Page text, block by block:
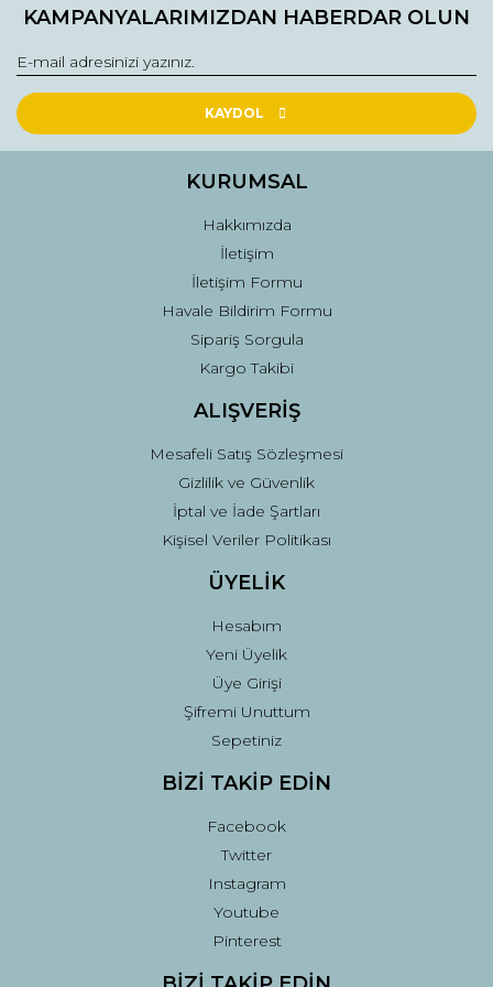
Ürün resmi kalitesiz, bozuk veya görüntülenemiyor.
Ürün bilgilerinde hatalar bulunuyor.
Ürün fiyatı diğer sitelerden daha pahalı.
Gönder
KAMPANYALARIMIZDAN HABERDAR OLUN
KAYDOL
KURUMSAL
Hakkımızda
İletişim
İletişim Formu
Havale Bildirim Formu
Sipariş Sorgula
Kargo Takibi
ALIŞVERİŞ
Mesafeli Satış Sözleşmesi
Gizlilik ve Güvenlik
İptal ve İade Şartları
Kişisel Veriler Politikası
ÜYELİK
Hesabım
Yeni Üyelik
Üye Girişi
Şifremi Unuttum
Sepetiniz
BİZİ TAKİP EDİN
Facebook
Twitter
Instagram
Youtube
Pinterest